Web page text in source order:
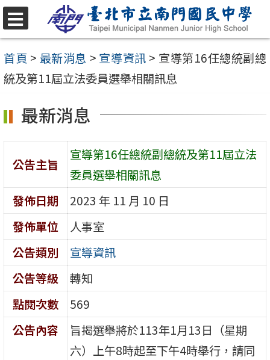
跳
至
主
要
容
選
單
首頁 > 最新消息 > 宣導資訊 > 宣導第16任總統副總
統及第11屆立法委員選舉相關訊息
最新消息
公告主旨
宣導第16任總統副總統及第11屆立法
委員選舉相關訊息
發佈日期
2023 年 11 月 10 日
發佈單位
人事室
公告類別
宣導資訊
公告等級
轉知
點閱次數
569
公告內容
旨揭選舉將於113年1月13日（星期
六）上午8時起至下午4時舉行，請同